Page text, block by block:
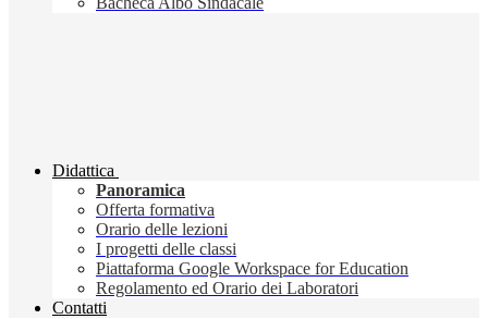
Didattica
Panoramica
Offerta formativa
Orario delle lezioni
I progetti delle classi
Piattaforma Google Workspace for Education
Regolamento ed Orario dei Laboratori
Contatti